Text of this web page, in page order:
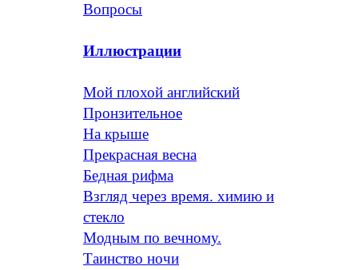
Вопросы
Иллюстрации
Мой плохой английский
Пронзительное
На крыше
Прекрасная весна
Бедная рифма
Взгляд через время. химию и
стекло
Модным по вечному.
Таинство ночи